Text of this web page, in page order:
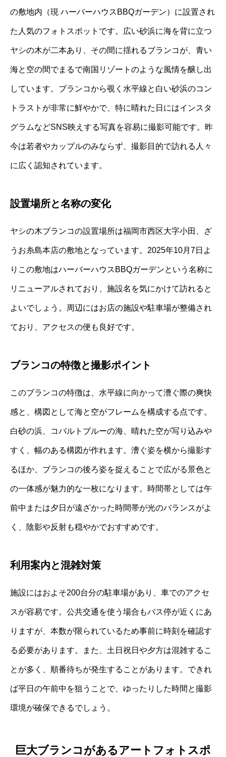
の敷地内（現 ハーバーハウスBBQガーデン）に設置され
た人気のフォトスポットです。広い砂浜に海を背に立つ
ヤシの木が二本あり、その間に揺れるブランコが、青い
海と空の間でまるで南国リゾートのような風情を醸し出
しています。ブランコから覗く水平線と白い砂浜のコン
トラストが非常に鮮やかで、特に晴れた日にはインスタ
グラムなどSNS映えする写真を容易に撮影可能です。昨
今は若者やカップルのみならず、撮影目的で訪れる人々
に広く認知されています。
設置場所と名称の変化
ヤシの木ブランコの設置場所は福岡市西区大字小田、ざ
うお糸島本店の敷地となっています。2025年10月7日よ
りこの敷地はハーバーハウスBBQガーデンという名称に
リニューアルされており、施設名を気にかけて訪れると
よいでしょう。周辺にはお店の施設や駐車場が整備され
ており、アクセスの便も良好です。
ブランコの特徴と撮影ポイント
このブランコの特徴は、水平線に向かって漕ぐ際の爽快
感と、構図として海と空がフレームを構成する点です。
白砂の浜、コバルトブルーの海、晴れた空が写り込みや
すく、幅のある構図が作れます。漕ぐ姿を横から撮影す
るほか、ブランコの後ろ姿を捉えることで広がる景色と
の一体感が魅力的な一枚になります。時間帯としては午
前中または夕日が遠ざかった時間帯が光のバランスがよ
く、陰影や反射も穏やかでおすすめです。
利用案内と混雑対策
施設にはおよそ200台分の駐車場があり、車でのアクセ
スが容易です。公共交通を使う場合もバス停が近くにあ
りますが、本数が限られているため事前に時刻を確認す
る必要があります。また、土日祝日や夕方は混雑するこ
とが多く、順番待ちが発生することがあります。できれ
ば平日の午前中を狙うことで、ゆったりした時間と撮影
環境が確保できるでしょう。
巨大ブランコがあるアートフォトスポ